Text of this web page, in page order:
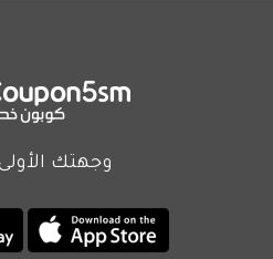
وجهتك الأولى